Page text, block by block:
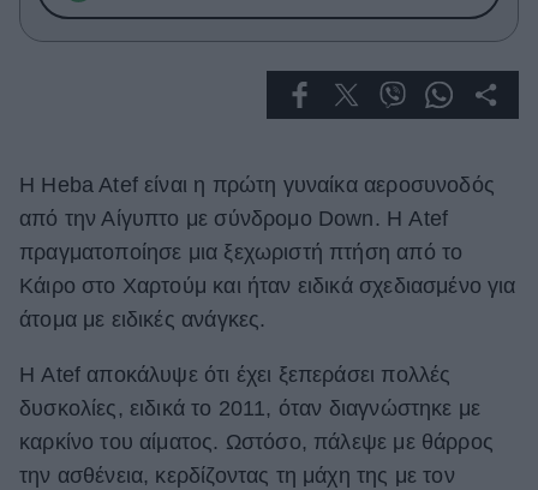
Ask the Guru
Success Stories
Living
Deco
Cooking
Green
Αφιερώματα
ΒΟΞ
H Heba Atef είναι η πρώτη γυναίκα αεροσυνοδός
από την Αίγυπτο με σύνδρομο Down. Η Atef
πραγματοποίησε μια ξεχωριστή πτήση από το
Κάιρο στο Χαρτούμ και ήταν ειδικά σχεδιασμένο για
άτομα με ειδικές ανάγκες.
Η Atef αποκάλυψε ότι έχει ξεπεράσει πολλές
δυσκολίες, ειδικά το 2011, όταν διαγνώστηκε με
καρκίνο του αίματος. Ωστόσο, πάλεψε με θάρρος
την ασθένεια, κερδίζοντας τη μάχη της με τον